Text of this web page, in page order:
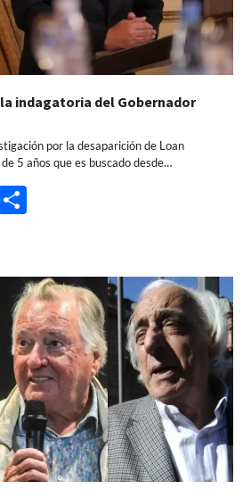
indagatoria del Gobernador
por la desaparición de Loan
5 años que es buscado desde…